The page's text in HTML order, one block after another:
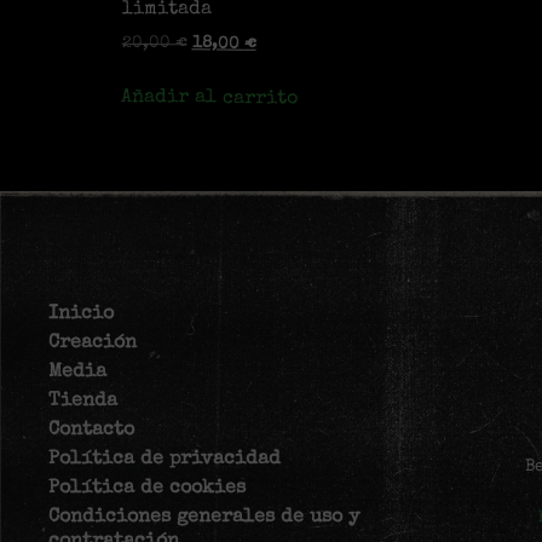
limitada
20,00€ 18,00 €
Añadir al carrito
Inicio
Creación
Media
Tienda
Contacto
Política de privacidad
Política de cookies
Condiciones generales de uso y